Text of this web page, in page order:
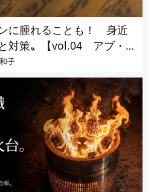
に腫れることも！ 身近
対策〟【vol.04 アブ・ブ
子